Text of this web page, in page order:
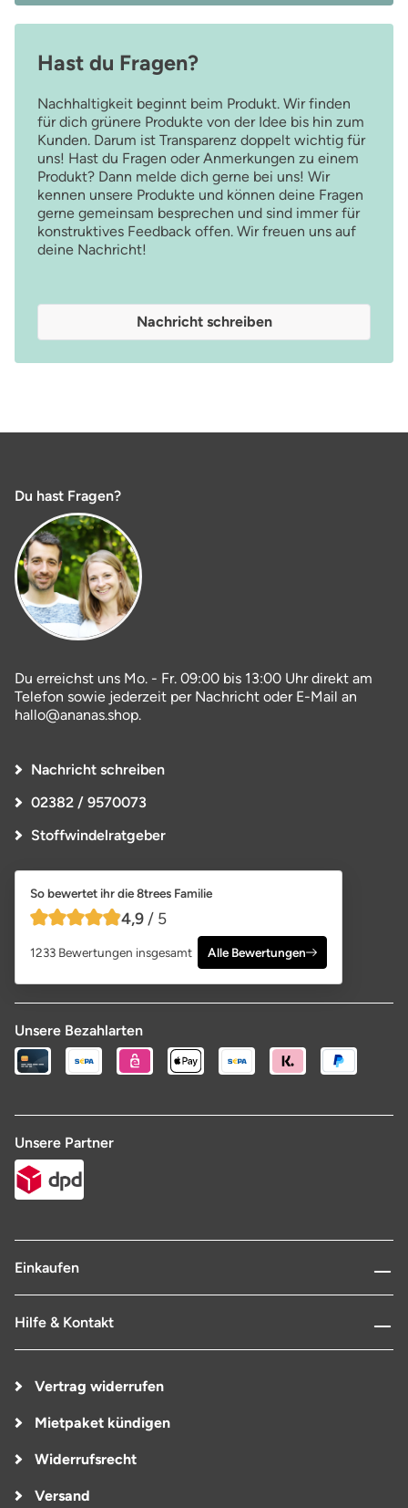
Hast du Fragen?
Nachhaltigkeit beginnt beim Produkt. Wir finden
für dich grünere Produkte von der Idee bis hin zum
Kunden. Darum ist Transparenz doppelt wichtig für
uns! Hast du Fragen oder Anmerkungen zu einem
Produkt? Dann melde dich gerne bei uns! Wir
kennen unsere Produkte und können deine Fragen
gerne gemeinsam besprechen und sind immer für
konstruktives Feedback offen. Wir freuen uns auf
deine Nachricht!
Nachricht schreiben
Du hast Fragen?
Du erreichst uns Mo. - Fr. 09:00 bis 13:00 Uhr direkt am
Telefon sowie jederzeit per Nachricht oder E-Mail an
hallo@ananas.shop.
Nachricht schreiben
02382 / 9570073
Stoffwindelratgeber
So bewertet ihr die 8trees Familie
4,9 von 5 Sternen
4,9 / 5
1233 Bewertungen insgesamt Alle Bewertungen
Unsere Bezahlarten
Unsere Partner
Einkaufen
Hilfe & Kontakt
Vertrag widerrufen
Mietpaket kündigen
Widerrufsrecht
Versand